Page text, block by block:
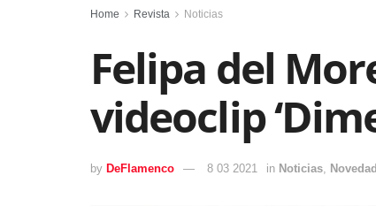
Home Revista Noticias
Felipa del
videoclip
by DeFlamenco 8 03 2021 in Noticias,